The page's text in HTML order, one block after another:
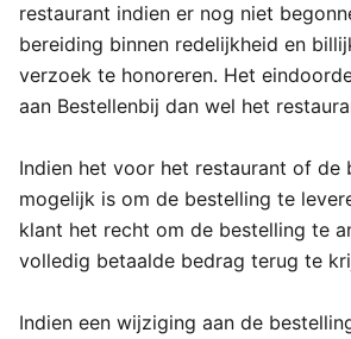
restaurant indien er nog niet
bereiding binnen redelijkheid en
verzoek te honoreren. Het
aan Bestellenbij dan wel het
Indien het voor het restaurant of de
mogelijk is om de bestelling te
klant het recht om de bestelling te
volledig betaalde bedrag terug te
Indien een wijziging aan de